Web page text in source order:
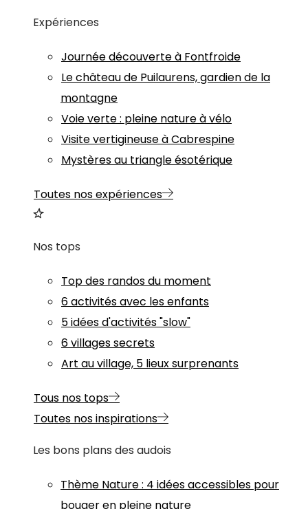
Expériences
Journée découverte à Fontfroide
Le château de Puilaurens, gardien de la
montagne
Voie verte : pleine nature à vélo
Visite vertigineuse à Cabrespine
Mystères au triangle ésotérique
Toutes nos expériences
Nos tops
Top des randos du moment
6 activités avec les enfants
5 idées d'activités "slow"
6 villages secrets
Art au village, 5 lieux surprenants
Tous nos tops
Toutes nos inspirations
Les bons plans des audois
Thème Nature: 4 idées accessibles pour
bouger en pleine nature